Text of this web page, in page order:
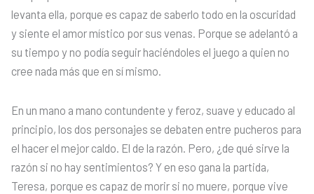
levanta ella, porque es capaz de saberlo todo en la oscuridad
y siente el amor místico por sus venas. Porque se adelantó a
su tiempo y no podía seguir haciéndoles el juego a quien no
cree nada más que en sí mismo.
En un mano a mano contundente y feroz, suave y educado al
principio, los dos personajes se debaten entre pucheros para
el hacer el mejor caldo. El de la razón. Pero, ¿de qué sirve la
razón si no hay sentimientos? Y en eso gana la partida,
Teresa, porque es capaz de morir si no muere, porque vive